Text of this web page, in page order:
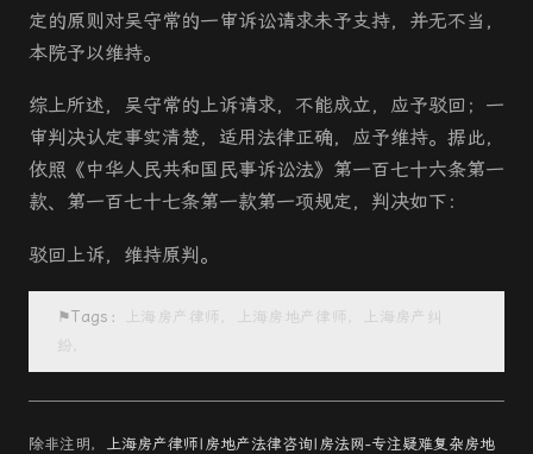
定的原则对吴守常的一审诉讼请求未予支持，并无不当，
本院予以维持。
综上所述，吴守常的上诉请求，不能成立，应予驳回；一
审判决认定事实清楚，适用法律正确，应予维持。据此，
依照《中华人民共和国民事诉讼法》第一百七十六条第一
款、第一百七十七条第一款第一项规定，判决如下：
驳回上诉，维持原判。
⚑Tags：
上海房产律师，上海房地产律师，上海房产纠
纷，
除非注明，
上海房产律师|房地产法律咨询|房法网-专注疑难复杂房地